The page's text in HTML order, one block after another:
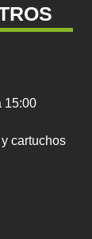
15:00
cartuchos